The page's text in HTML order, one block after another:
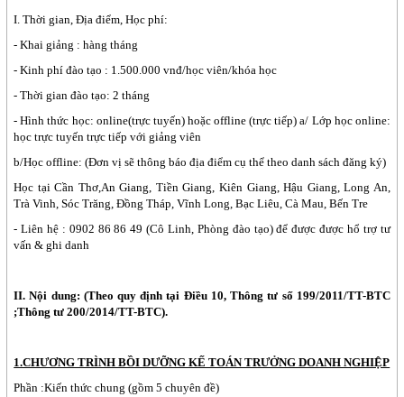
I. Thời gian, Địa điểm, Học phí:
- Khai giảng : hàng tháng
- Kinh phí đào tạo : 1.500.000 vnđ/học viên/khóa học
- Thời gian đào tạo: 2 tháng
- Hình thức học: online(trực tuyến) hoặc offline (trực tiếp) a/ Lớp học online:
học trực tuyến trực tiếp với giảng viên
b/Học offline: (Đơn vị sẽ thông báo địa điểm cụ thể theo danh sách đăng ký)
Học tại Cần Thơ,An Giang, Tiền Giang, Kiên Giang, Hậu Giang, Long An,
Trà Vinh, Sóc Trăng, Đồng Tháp, Vĩnh Long, Bạc Liêu, Cà Mau, Bến Tre
- Liên hệ : 0902 86 86 49 (Cô Linh, Phòng đào tạo) để được được hổ trợ tư
vấn & ghi danh
II. Nội dung: (Theo quy định tại Điều 10, Thông tư số 199/2011/TT-BTC
;Thông tư 200/2014/TT-BTC).
1.CHƯƠNG TRÌNH BỒI DƯỠNG KẾ TOÁN TRƯỞNG DOANH NGHIỆP
Phần :Kiến thức chung (gồm 5 chuyên đề)